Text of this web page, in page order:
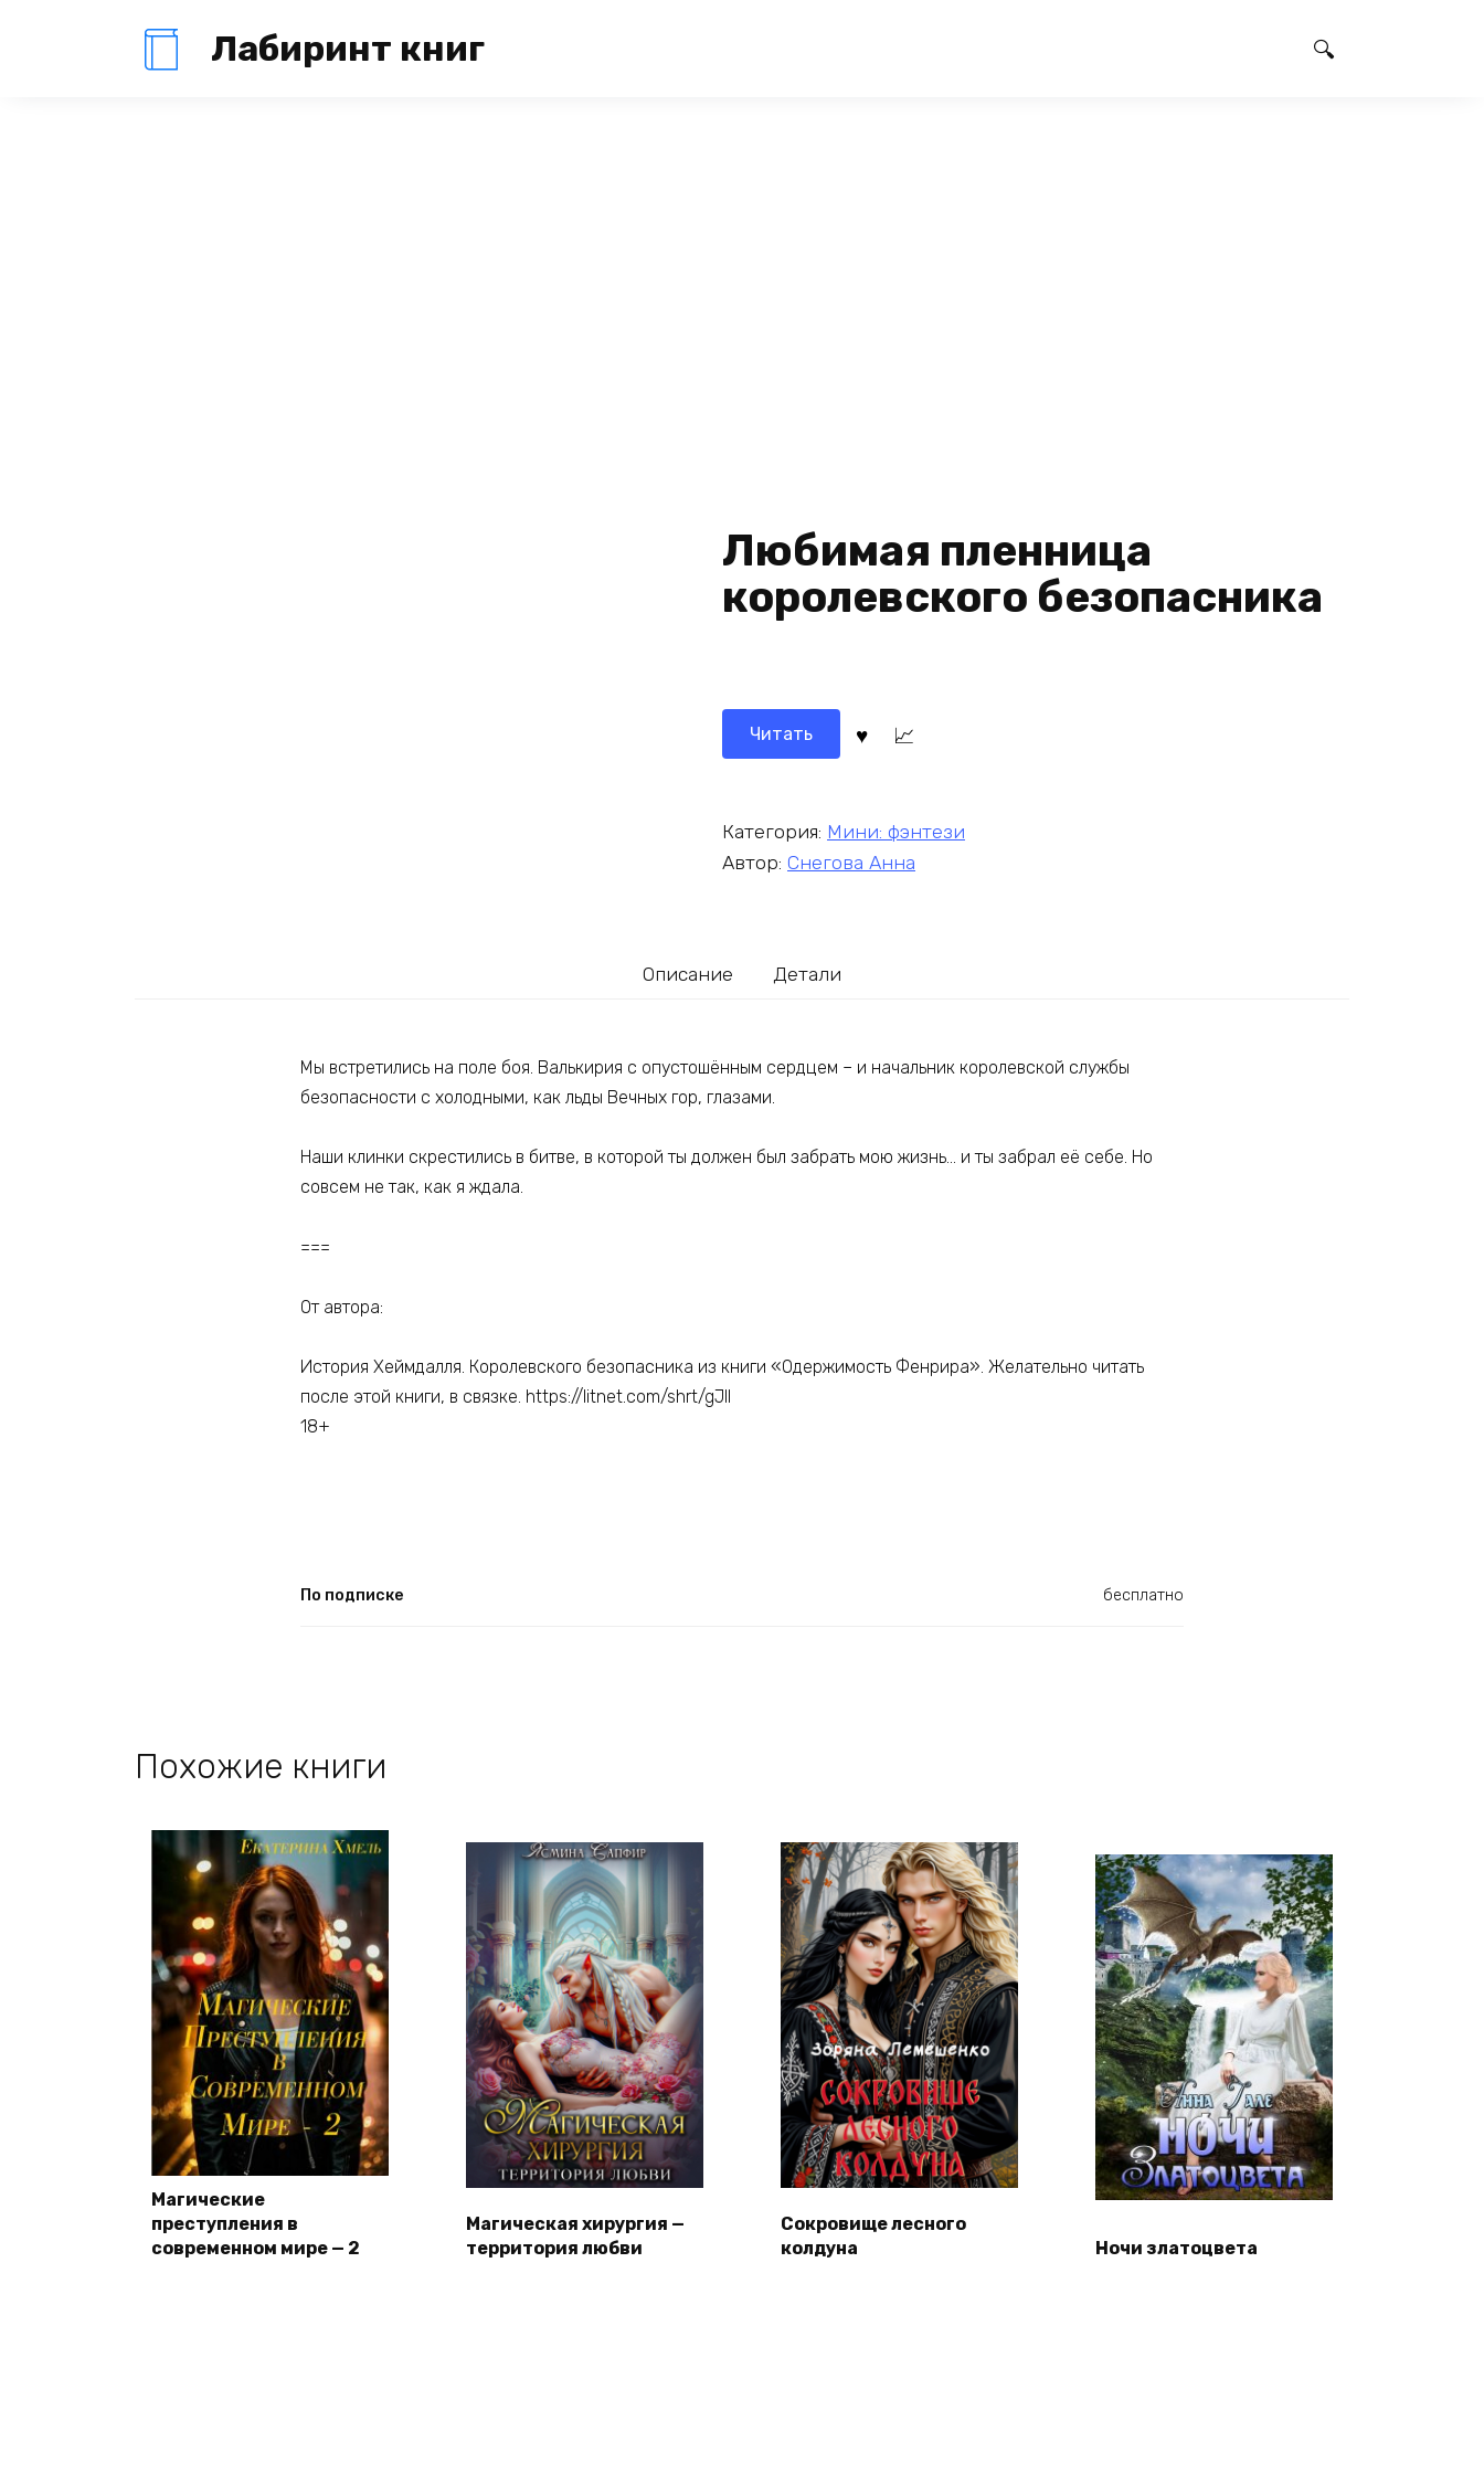
Лабиринт книг
Любимая пленница
королевского безопасника
Читать
Категория: Мини: фэнтези
Автор: Снегова Анна
Описание Детали
Мы встретились на поле боя. Валькирия с опустошённым сердцем – и начальник королевской службы
безопасности с холодными, как льды Вечных гор, глазами.
Наши клинки скрестились в битве, в которой ты должен был забрать мою жизнь… и ты забрал её себе. Но
совсем не так, как я ждала.
===
От автора:
История Хеймдалля. Королевского безопасника из книги «Одержимость Фенрира». Желательно читать
после этой книги, в связке. https://litnet.com/shrt/gJlI
18+
По подписке бесплатно
Похожие книги
Магические
преступления в
современном мире — 2
Магическая хирургия —
территория любви
Сокровище лесного
колдуна
Ночи златоцвета